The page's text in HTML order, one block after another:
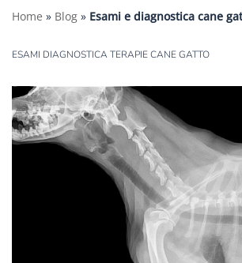
Home » Blog » Esami e diagnostica cane
ESAMI DIAGNOSTICA TERAPIE CANE GATTO